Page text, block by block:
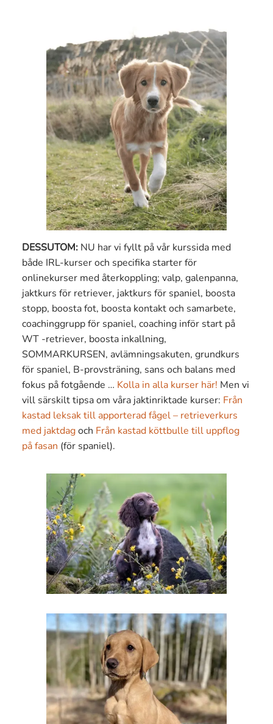
DESSUTOM: NU har vi fyllt på vår kurssida med
både IRL-kurser och specifika starter för
onlinekurser med återkoppling; valp, galenpanna,
jaktkurs för retriever, jaktkurs för spaniel, boosta
stopp, boosta fot, boosta kontakt och samarbete,
coachinggrupp för spaniel, coaching inför start på
WT -retriever, boosta inkallning,
SOMMARKURSEN, avlämningsakuten, grundkurs
för spaniel, B-provsträning, sans och balans med
fokus på fotgående … Kolla in alla kurser här! Men vi
vill särskilt tipsa om våra jaktinriktade kurser: Från
kastad leksak till apporterad fågel – retrieverkurs
med jaktdagoch Från kastad köttbulle till uppflog
på fasan (för spaniel).